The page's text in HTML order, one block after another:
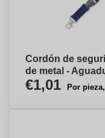
Cordón de
de metal -
€1,01 Por